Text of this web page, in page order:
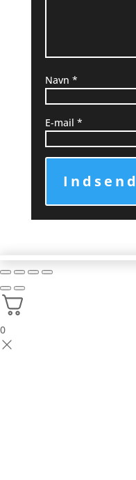
Navn *
E-mail *
Indsend
0